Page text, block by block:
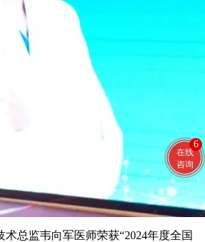
在线
咨询
6
总监韦向军医师荣获“2024年度全国